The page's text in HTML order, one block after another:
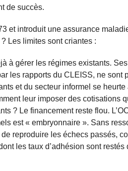
de succès.
et introduit une assurance
Les limites sont criantes :
à gérer les régimes existants.
les rapports du CLEISS, ne sont
et du secteur informel se
leur imposer des cotisations
? Le financement reste flou.
est « embryonnaire ». Sans
reproduire les échecs passés,
les taux d’adhésion sont restés